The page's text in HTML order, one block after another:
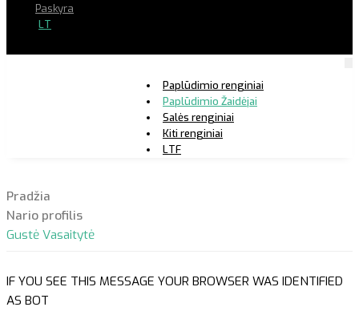
Paskyra
LT
Paplūdimio renginiai
Paplūdimio Žaidėjai
Salės renginiai
Kiti renginiai
LTF
Pradžia
Nario profilis
Gustė Vasaitytė
IF YOU SEE THIS MESSAGE YOUR BROWSER WAS IDENTIFIED
AS BOT